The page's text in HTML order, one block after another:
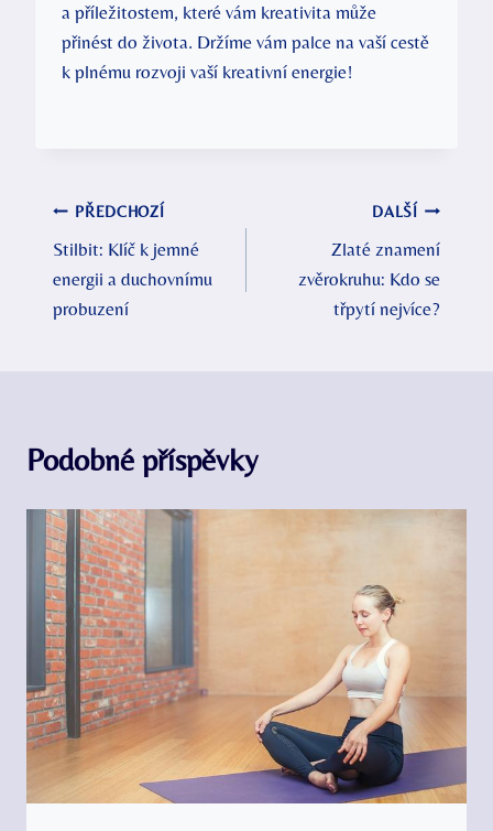
a příležitostem,​ které vám kreativita může⁣
přinést do života. Držíme vám palce na vaší cestě
⁣k⁣ plnému ⁤rozvoji vaší kreativní energie!
Navigace
pro
příspěvek
PŘEDCHOZÍ
Stilbit: Klíč k jemné
energii a duchovnímu
probuzení
DALŠÍ
Zlaté znamení
zvěrokruhu: Kdo se
třpytí nejvíce?
Podobné příspěvky